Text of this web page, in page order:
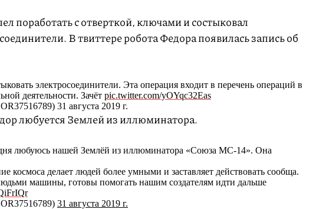
поработать с отверткой, ключами и состыковал
В твиттере робота Федора появилась запись об
электросоединители. Эта операция входит в перечень операций в
деятельности. Зачёт pic.twitter.com/yOYqc32Eas
31 августа 2019 г.
любуется Землей из иллюминатора.
любуюсь нашей Землёй из иллюминатора «Союза МС-14». Она
космоса делает людей более умными и заставляет действовать сообща.
машины, готовы помогать нашим создателям идти дальше
31 августа 2019 г.